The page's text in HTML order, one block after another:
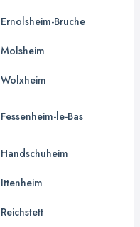
Ernolsheim-Bruche
Molsheim
Wolxheim
Fessenheim-le-Bas
Handschuheim
Ittenheim
Reichstett